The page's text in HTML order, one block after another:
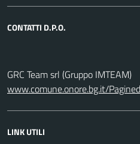
CONTATTI D.P.O.
GRC Team srl (Gruppo IMTEAM)
www.comune.onore.bg.it/
LINK UTILI